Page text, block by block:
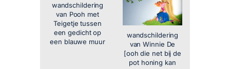
wandschildering
van Pooh met
Teigetje tussen
een gedicht op
een blauwe muur
wandschildering
van Winnie De
[ooh die net bij de
pot honing kan